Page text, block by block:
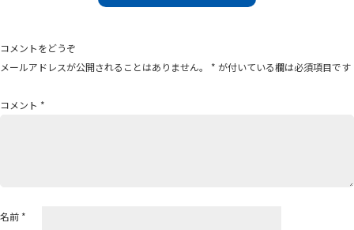
ー
シ
ン
コメントをどうぞ
メールアドレスが公開されることはありません。
* が付いている欄は必須項目です
コメント *
名前 *